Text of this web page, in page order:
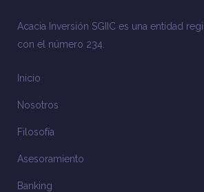
Acacia Inversión SGIIC es una entidad
con el número 234.
Inicio
Nosotros
Filosofía
Asesoramiento
Banking